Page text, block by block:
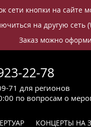
сети кнопки на сайте
на другую сеть
Заказ можно
22-78
по вопросам о
71 для регионов
КОНЦЕРТЫ НА